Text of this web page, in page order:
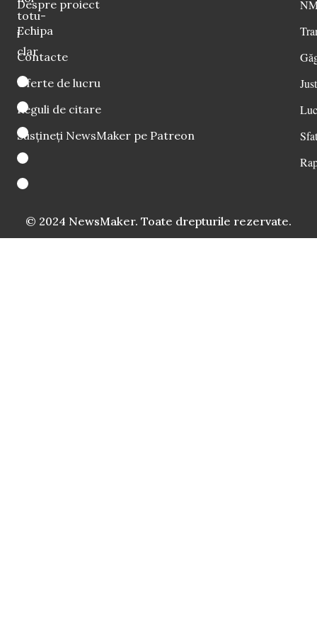
totu-
i
clar
Despre proiect
Echipa
Contacte
Oferte de lucru
Reguli de citare
Susțineți NewsMaker pe Patreon
© 2024 NewsMaker. Toate drepturile rezervate.